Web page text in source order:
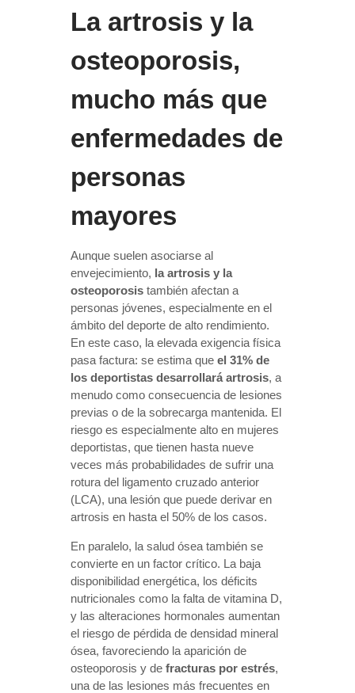
La artrosis y la
osteoporosis,
mucho más que
enfermedades de
personas
mayores
Aunque suelen asociarse al
envejecimiento, la artrosis y la
osteoporosis también afectan a
personas jóvenes, especialmente en el
ámbito del deporte de alto rendimiento.
En este caso, la elevada exigencia física
pasa factura: se estima que el 31% de
los deportistas desarrollará artrosis, a
menudo como consecuencia de lesiones
previas o de la sobrecarga mantenida. El
riesgo es especialmente alto en mujeres
deportistas, que tienen hasta nueve
veces más probabilidades de sufrir una
rotura del ligamento cruzado anterior
(LCA), una lesión que puede derivar en
artrosis en hasta el 50% de los casos.
En paralelo, la salud ósea también se
convierte en un factor crítico. La baja
disponibilidad energética, los déficits
nutricionales como la falta de vitamina D,
y las alteraciones hormonales aumentan
el riesgo de pérdida de densidad mineral
ósea, favoreciendo la aparición de
osteoporosis y de fracturas por estrés,
una de las lesiones más frecuentes en